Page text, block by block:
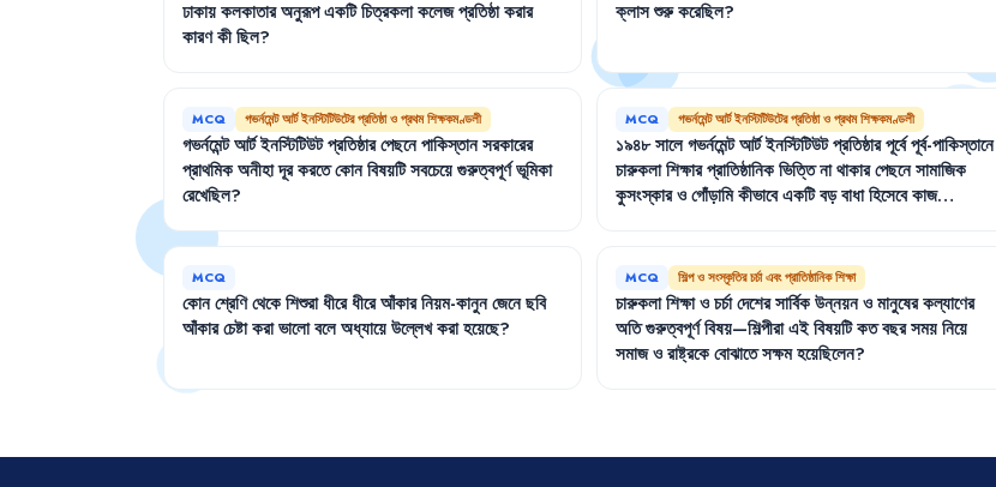
ঢাকায়কলকাতারঅনুরূপএকটিচিত্রকলাকলেজপ্রতিষ্ঠাকরার
কারণকীছিল?
ক্লাসশুরুকরেছিল?
MCQ গভর্নমেন্ট আর্ট ইনস্টিটিউটের প্রতিষ্ঠা ও প্রথম শিক্ষকমণ্ডলী
গভর্নমেন্টআর্টইনস্টিটিউটপ্রতিষ্ঠারপেছনেপাকিস্তানসরকারের
প্রাথমিকঅনীহাদূরকরতেকোনবিষয়টিসবচেয়েগুরুত্বপূর্ণভূমিকা
রেখেছিল?
MCQ গভর্নমেন্ট আর্ট ইনস্টিটিউটের প্রতিষ্ঠা ও প্রথম শিক্ষকমণ্ডলী
১৯৪৮সালেগভর্নমেন্টআর্টইনস্টিটিউটপ্রতিষ্ঠারপূর্বেপূর্ব-পাকিস্তানে
চারুকলাশিক্ষারপ্রাতিষ্ঠানিকভিত্তিনাথাকারপেছনেসামাজিক
কুসংস্কারওগোঁড়ামিকীভাবেএকটিবড়বাধাহিসেবেকাজ
MCQ
কোনশ্রেণিথেকেশিশুরাধীরেধীরেআঁকারনিয়ম-কানুনজেনেছবি
আঁকারচেষ্টাকরাভালোবলেঅধ্যায়েউল্লেখকরাহয়েছে?
MCQ শিল্প ও সংস্কৃতির চর্চা এবং প্রাতিষ্ঠানিক শিক্ষা
চারুকলাশিক্ষাওচর্চাদেশেরসার্বিকউন্নয়নওমানুষেরকল্যাণের
অতিগুরুত্বপূর্ণবিষয়—শিল্পীরাএইবিষয়টিকতবছরসময় নিয়ে
সমাজওরাষ্ট্রকেবোঝাতেসক্ষমহয়েছিলেন?